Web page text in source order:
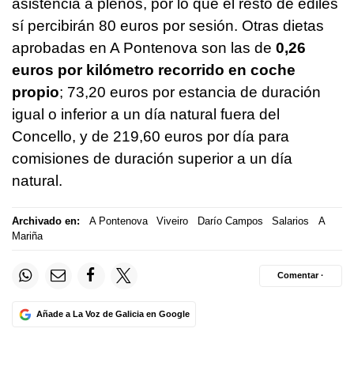
asistencia a plenos, por lo que el resto de ediles
sí percibirán 80 euros por sesión. Otras dietas
aprobadas en A Pontenova son las de 0,26
euros por kilómetro recorrido en coche
propio; 73,20 euros por estancia de duración
igual o inferior a un día natural fuera del
Concello, y de 219,60 euros por día para
comisiones de duración superior a un día
natural.
Archivado en: A Pontenova Viveiro Darío Campos Salarios
A
Mariña
Añade a La Voz de Galicia en Google
Comentar ·